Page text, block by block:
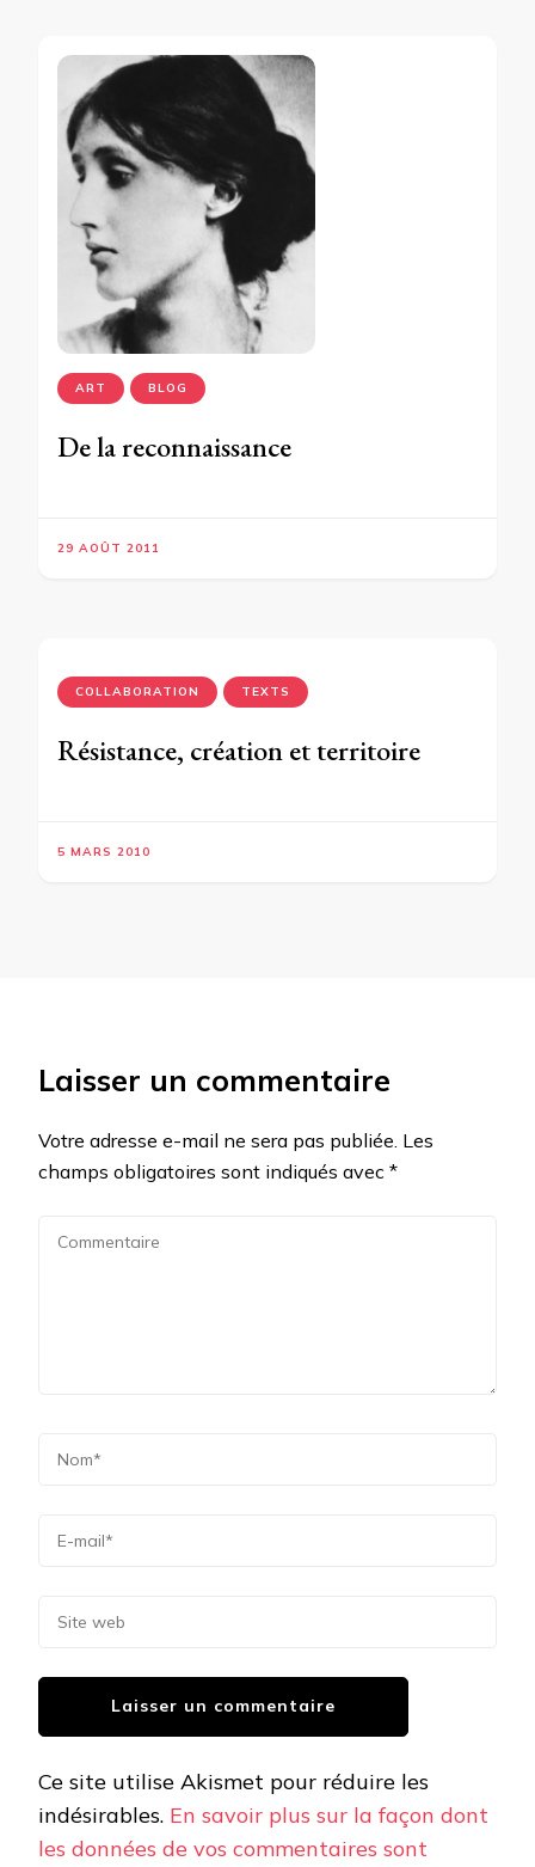
ART BLOG
De la reconnaissance
29 AOÛT 2011
COLLABORATION TEXTS
Résistance, création et territoire
5 MARS 2010
Laisser un commentaire
Votre adresse e-mail ne sera pas publiée. Les
champs obligatoires sont indiqués avec *
Ce site utilise Akismet pour réduire les
indésirables. En savoir plus sur la façon dont
les données de vos commentaires sont